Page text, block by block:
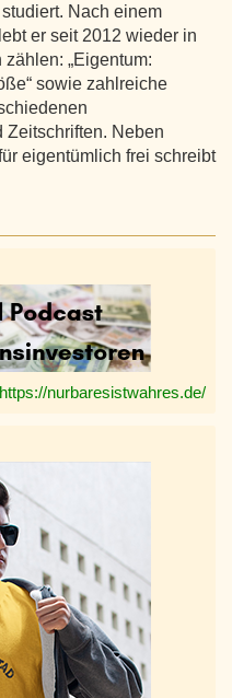
Nach einem
er seit 2012 wieder in
„Eigentum:
sowie zahlreiche
Zeitschriften. Neben
eigentümlich frei schreibt
https://nurbaresistwahres.de/